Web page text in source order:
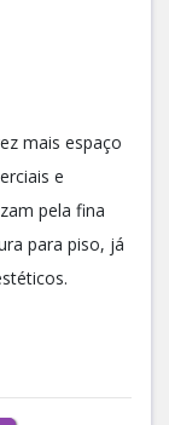
mais espaço
e
pela fina
para piso, já